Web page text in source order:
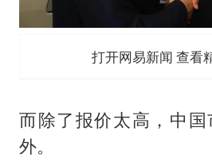
打开网易新闻 查看
而除了报价太高，中
外。